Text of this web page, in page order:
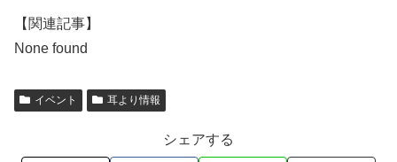
【関連記事】
None found
イベント 耳より情報
シェアする